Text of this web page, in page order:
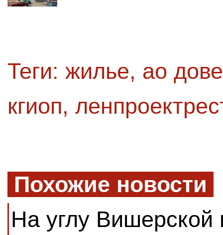
Теги: жилье, ао
кгиоп,
Похожие новости
На углу Вишерской